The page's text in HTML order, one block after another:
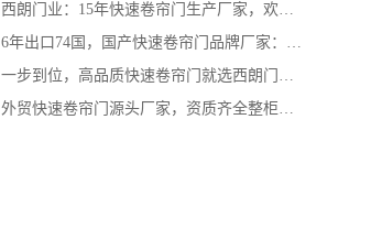
西朗门业：15年快速卷帘门生产厂家，欢迎企业莅临工厂考察
6年出口74国，国产快速卷帘门品牌厂家：苏州西朗门业
一步到位，高品质快速卷帘门就选西朗门业，享终生售后服务
外贸快速卷帘门源头厂家，资质齐全整柜出口，出口80国经验